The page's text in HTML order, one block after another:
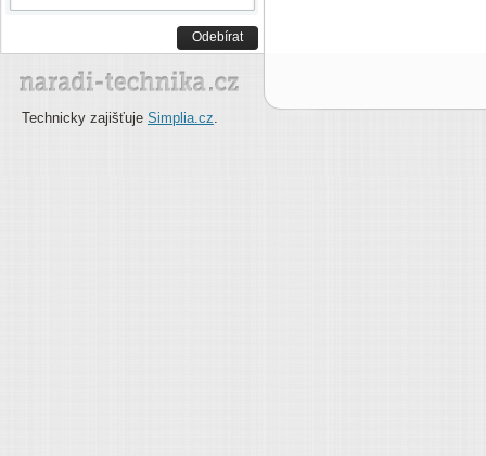
Odebírat
Technicky zajišťuje Simplia.cz.